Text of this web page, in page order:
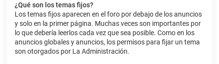
¿Qué son los temas fijos?
Los temas fijos aparecen en el foro por debajo de los anuncios
y solo en la primer página. Muchas veces son importantes por
lo que debería leerlos cada vez que sea posible. Como en los
anuncios globales y anuncios, los permisos para fijar un tema
son otorgados por La Administración.